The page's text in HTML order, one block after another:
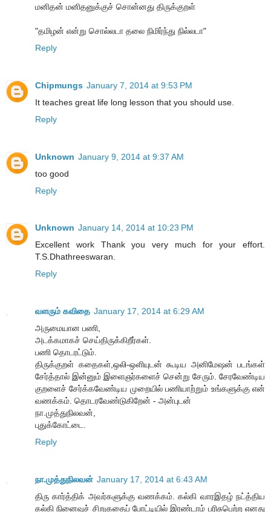
மனிதன் மனிதனுக்குச் சொன்னது திருக்குறள்
"தமிழன் என்று சொல்லடா தலை நிமிர்ந்து நில்லடா"
Reply
Chipmungs January 7, 2014 at 9:53 PM
It teaches great life long lesson that you should use.
Reply
Unknown January 9, 2014 at 9:37 AM
too good
Reply
Unknown January 14, 2014 at 10:23 PM
Excellent work Thank you very much for your effort.
T.S.Dhathreeswaran.
Reply
வளரும் கவிதை January 17, 2014 at 6:29 AM
அருமையான பணி,
அடக்கமாகச் செய்திருக்கிறீர்கள்.
பணி தொடரட்டும்.
திருக்குறள் கதைகள்,ஒலி-ஒளியுடன் கூடிய அனிமேஷன் படங்கள்
சேர்த்தால் இன்னும் இளைஞர்களைச் சென்று சேரும். சேரவேண்டிய
குறளைச் சேர்க்கவேண்டிய முறையில் பணியாற்றும் உங்களுக்கு என்
வணக்கம். தொடரவேண்டுகிறேன் - அன்புடன்
நா.முத்துநிலவன்,
புதுக்கோட்டை.
Reply
நா.முத்துநிலவன் January 17, 2014 at 6:43 AM
திரு கார்த்திக் அவர்களுக்கு வணக்கம். கல்கி வாரஇதழ் நட்த்திய
கல்கி நினைவுச் சிறுகதைப் போட்டியில் இரண்டாம் பரிசுபெற்ற எனது